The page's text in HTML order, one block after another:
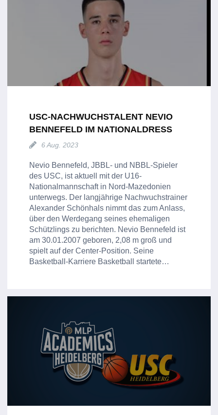
USC-NACHWUCHSTALENT NEVIO
BENNEFELD IM NATIONALDRESS
6 Aug. 2023
Nevio Bennefeld, JBBL- und NBBL-Spieler
des USC, ist aktuell mit der U16-
Nationalmannschaft in Nord-Mazedonien
unterwegs. Der langjährige Nachwuchstrainer
Alexander Schönhals nimmt das zum Anlass,
über den Werdegang seines ehemaligen
Schützlings zu berichten. Nevio Bennefeld ist
am 30.01.2007 geboren, 2,08 m groß und
spielt auf der Center-Position. Seine
Basketball-Karriere Basketball startete…